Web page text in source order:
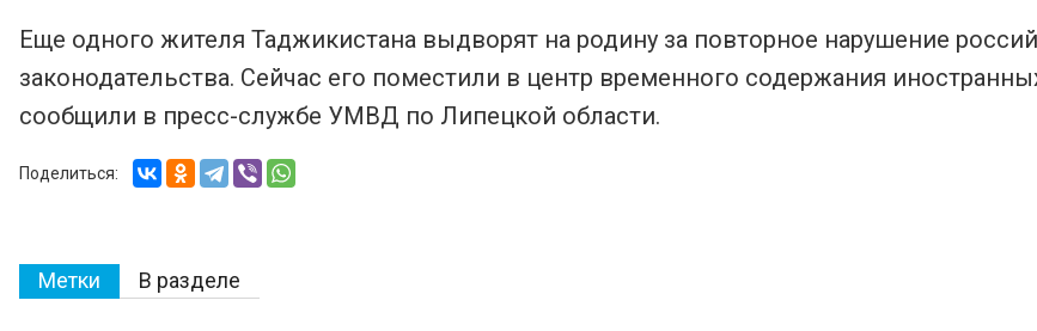
Еще одного жителя Таджикистана выдворят на родину за повторное нарушение
законодательства. Сейчас его поместили в центр временного содержания
сообщили в пресс-службе УМВД по Липецкой области.
Поделиться:
Метки В разделе